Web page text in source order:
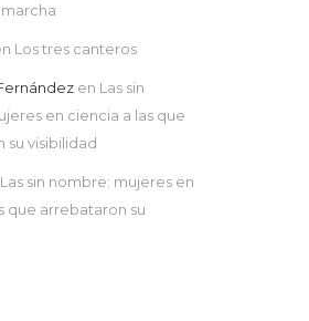
Los tres canteros
en Las sin
en ciencia a las que
su visibilidad
Las sin nombre: mujeres en
que arrebataron su